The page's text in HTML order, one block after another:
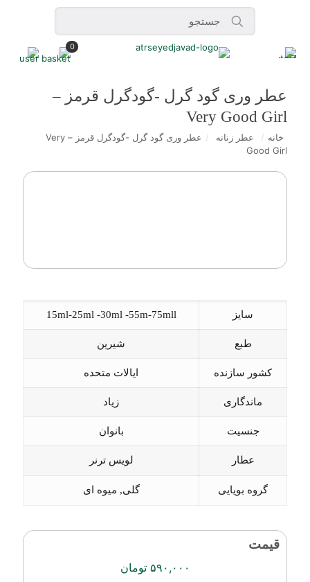
0
عطر وری گود گرل -گودگرل قرمز –
Very Good Girl
خانه / عطر زنانه /
عطر وری گود گرل -گودگرل قرمز – Very
Good Girl
سایز 15ml-25ml -30ml -55m-75mll
طبع شیرین
کشور سازنده ایالات متحده
ماندگاری زیاد
جنسیت بانوان
عطار لویس ترنر
گروه بویایی گلی, میوه ای
قیمت
۵۹۰,۰۰۰ تومان